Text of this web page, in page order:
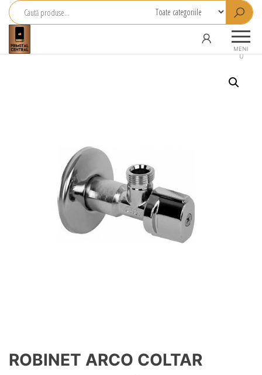
Central
MENI
U
ROBINET ARCO COLTAR